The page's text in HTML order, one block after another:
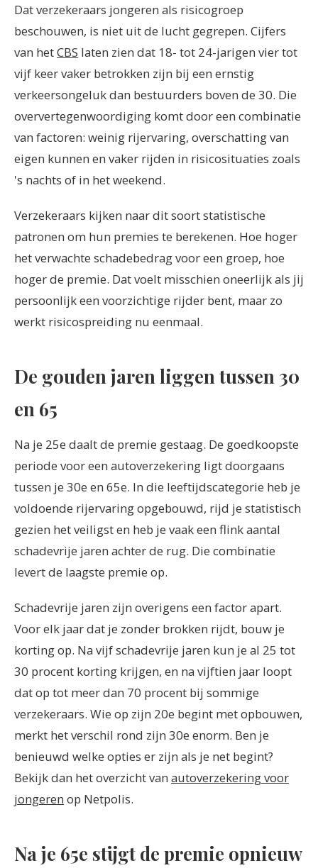
Dat verzekeraars jongeren als risicogroep
beschouwen, is niet uit de lucht gegrepen. Cijfers
van hetCBS laten zien dat 18- tot 24-jarigen vier tot
vijf keer vaker betrokken zijn bij een ernstig
verkeersongeluk dan bestuurders boven de 30. Die
oververtegenwoordiging komt door een combinatie
van factoren: weinig rijervaring, overschatting van
eigen kunnen en vaker rijden in risicosituaties zoals
's nachts of in het weekend.
Verzekeraars kijken naar dit soort statistische
patronen om hun premies te berekenen. Hoe hoger
het verwachte schadebedrag voor een groep, hoe
hoger de premie. Dat voelt misschien oneerlijk als jij
persoonlijk een voorzichtige rijder bent, maar zo
werkt risicospreiding nu eenmaal.
De gouden jaren liggen tussen 30
en 65
Na je 25e daalt de premie gestaag. De goedkoopste
periode voor een autoverzekering ligt doorgaans
tussen je 30e en 65e. In die leeftijdscategorie heb je
voldoende rijervaring opgebouwd, rijd je statistisch
gezien het veiligst en heb je vaak een flink aantal
schadevrije jaren achter de rug. Die combinatie
levert de laagste premie op.
Schadevrije jaren zijn overigens een factor apart.
Voor elk jaar dat je zonder brokken rijdt, bouw je
korting op. Na vijf schadevrije jaren kun je al 25 tot
30 procent korting krijgen, en na vijftien jaar loopt
dat op tot meer dan 70 procent bij sommige
verzekeraars. Wie op zijn 20e begint met opbouwen,
merkt het verschil rond zijn 30e enorm. Ben je
benieuwd welke opties er zijn als je net begint?
Bekijk dan het overzicht van autoverzekering voor
jongeren op Netpolis.
Na je 65e stijgt de premie opnieuw